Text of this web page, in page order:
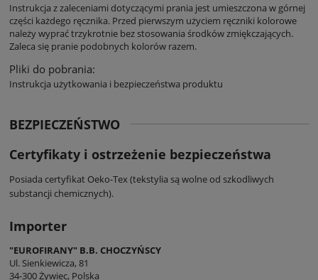
Instrukcja z zaleceniami dotyczącymi prania jest umieszczona w górnej
części każdego ręcznika. Przed pierwszym użyciem ręczniki kolorowe
należy wyprać trzykrotnie bez stosowania środków zmiękczających.
Zaleca się pranie podobnych kolorów razem.
Pliki do pobrania:
Instrukcja użytkowania i bezpieczeństwa produktu
BEZPIECZEŃSTWO
Certyfikaty i ostrzeżenie bezpieczeństwa
Posiada certyfikat Oeko-Tex (tekstylia są wolne od szkodliwych
substancji chemicznych).
Importer
"EUROFIRANY" B.B. CHOCZYŃSCY
Ul. Sienkiewicza, 81
34-300 Żywiec, Polska